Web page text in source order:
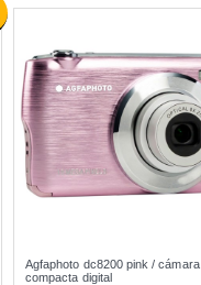
Agfaphoto dc8200 pink / cámara
compacta digital